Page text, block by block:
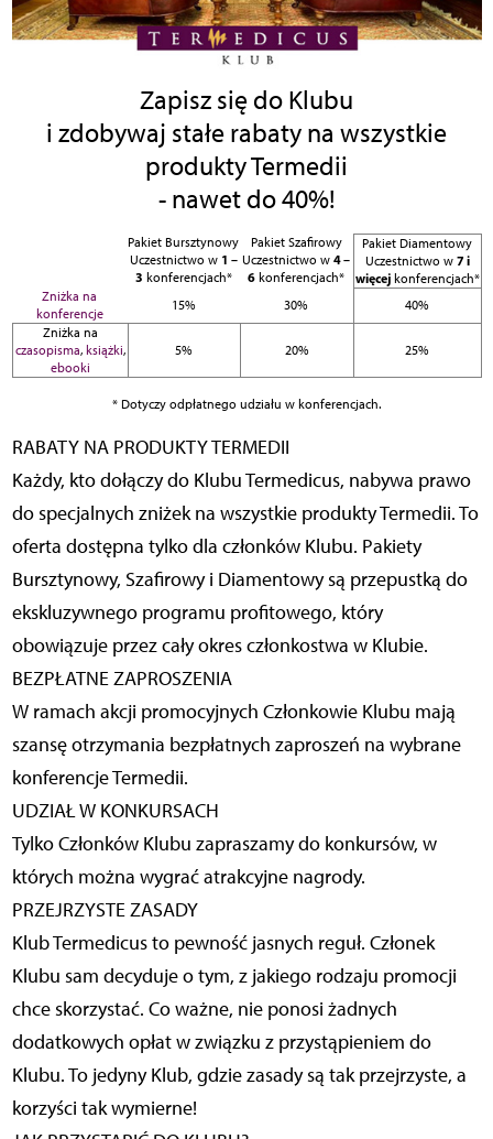
Zapisz się do Klubu
i zdobywaj stałe rabaty na wszystkie
produkty Termedii
- nawet do 40%!
Pakiet Bursztynowy
Uczestnictwo w 1 –
3 konferencjach*
Pakiet Szafirowy
Uczestnictwo w 4 –
6 konferencjach*
Pakiet Diamentowy
Uczestnictwo w 7 i
więcejkonferencjach*
Zniżka na
konferencje
15% 30%
40%
Zniżka na
czasopisma, książki,
ebooki
5% 20% 25%
* Dotyczy odpłatnego udziału w konferencjach.
RABATY NA PRODUKTY TERMEDII
Każdy, kto dołączy do Klubu Termedicus, nabywa prawo
do specjalnych zniżek na wszystkie produkty Termedii. To
oferta dostępna tylko dla członków Klubu. Pakiety
Bursztynowy, Szafirowy i Diamentowy są przepustką do
ekskluzywnego programu profitowego, który
obowiązuje przez cały okres członkostwa w Klubie.
BEZPŁATNE ZAPROSZENIA
W ramach akcji promocyjnych Członkowie Klubu mają
szansę otrzymania bezpłatnych zaproszeń na wybrane
konferencje Termedii.
UDZIAŁ W KONKURSACH
Tylko Członków Klubu zapraszamy do konkursów, w
których można wygrać atrakcyjne nagrody.
PRZEJRZYSTE ZASADY
Klub Termedicus to pewność jasnych reguł. Członek
Klubu sam decyduje o tym, z jakiego rodzaju promocji
chce skorzystać. Co ważne, nie ponosi żadnych
dodatkowych opłat w związku z przystąpieniem do
Klubu. To jedyny Klub, gdzie zasady są tak przejrzyste, a
korzyści tak wymierne!